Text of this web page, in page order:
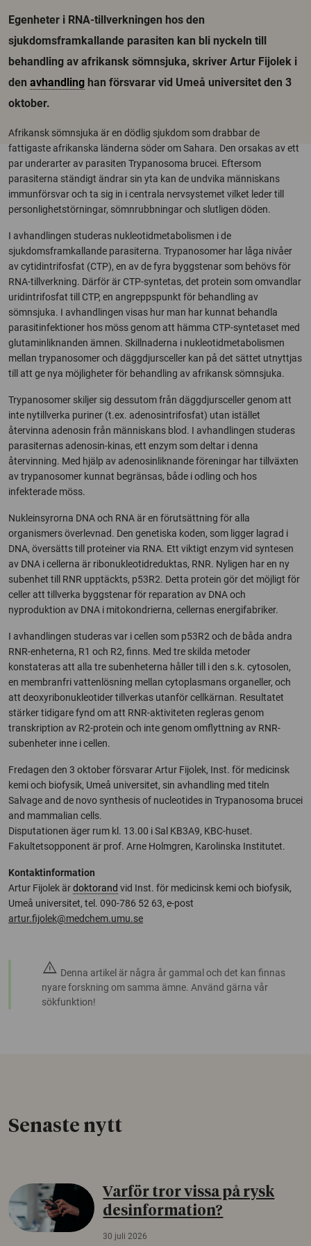
Egenheter i RNA-tillverkningen hos den
sjukdomsframkallande parasiten kan bli nyckeln till
behandling av afrikansk sömnsjuka, skriver Artur Fijolek i
den avhandling han försvarar vid Umeå universitet den 3
oktober.
Afrikansk sömnsjuka är en dödlig sjukdom som drabbar de
fattigaste afrikanska länderna söder om Sahara. Den orsakas av ett
par underarter av parasiten Trypanosoma brucei. Eftersom
parasiterna ständigt ändrar sin yta kan de undvika människans
immunförsvar och ta sig in i centrala nervsystemet vilket leder till
personlighetstörningar, sömnrubbningar och slutligen döden.
I avhandlingen studeras nukleotidmetabolismen i de
sjukdomsframkallande parasiterna. Trypanosomer har låga nivåer
av cytidintrifosfat (CTP), en av de fyra byggstenar som behövs för
RNA-tillverkning. Därför är CTP-syntetas, det protein som omvandlar
uridintrifosfat till CTP, en angreppspunkt för behandling av
sömnsjuka. I avhandlingen visas hur man har kunnat behandla
parasitinfektioner hos möss genom att hämma CTP-syntetaset med
glutaminliknanden ämnen. Skillnaderna i nukleotidmetabolismen
mellan trypanosomer och däggdjursceller kan på det sättet utnyttjas
till att ge nya möjligheter för behandling av afrikansk sömnsjuka.
Trypanosomer skiljer sig dessutom från däggdjursceller genom att
inte nytillverka puriner (t.ex. adenosintrifosfat) utan istället
återvinna adenosin från människans blod. I avhandlingen studeras
parasiternas adenosin-kinas, ett enzym som deltar i denna
återvinning. Med hjälp av adenosinliknande föreningar har tillväxten
av trypanosomer kunnat begränsas, både i odling och hos
infekterade möss.
Nukleinsyrorna DNA och RNA är en förutsättning för alla
organismers överlevnad. Den genetiska koden, som ligger lagrad i
DNA, översätts till proteiner via RNA. Ett viktigt enzym vid syntesen
av DNA i cellerna är ribonukleotidreduktas, RNR. Nyligen har en ny
subenhet till RNR upptäckts, p53R2. Detta protein gör det möjligt för
celler att tillverka byggstenar för reparation av DNA och
nyproduktion av DNA i mitokondrierna, cellernas energifabriker.
I avhandlingen studeras var i cellen som p53R2 och de båda andra
RNR-enheterna, R1 och R2, finns. Med tre skilda metoder
konstateras att alla tre subenheterna håller till i den s.k. cytosolen,
en membranfri vattenlösning mellan cytoplasmans organeller, och
att deoxyribonukleotider tillverkas utanför cellkärnan. Resultatet
stärker tidigare fynd om att RNR-aktiviteten regleras genom
transkription av R2-protein och inte genom omflyttning av RNR-
subenheter inne i cellen.
Fredagen den 3 oktober försvarar Artur Fijolek, Inst. för medicinsk
kemi och biofysik, Umeå universitet, sin avhandling med titeln
Salvage and de novo synthesis of nucleotides in Trypanosoma brucei
and mammalian cells.
Disputationen äger rum kl. 13.00 i Sal KB3A9, KBC-huset.
Fakultetsopponent är prof. Arne Holmgren, Karolinska Institutet.
Kontaktinformation
Artur Fijolek ärdoktorand vid Inst. för medicinsk kemi och biofysik,
Umeå universitet, tel. 090-786 52 63, e-post
artur.fijolek@medchem.umu.se
warning Denna artikel är några år gammal och det kan finnas
nyare forskning om samma ämne. Använd gärna vår
sökfunktion!
Senaste nytt
Varför tror vissa på rysk
desinformation?
30 juli 2026